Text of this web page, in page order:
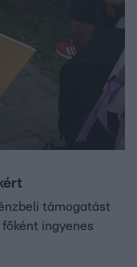
támogatást
ingyenes